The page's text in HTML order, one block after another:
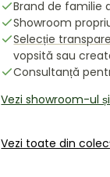
Brand de familie
Showroom
Selecție
vopsită sau
Consultanță
Vezi showroom-ul
Vezi toate din